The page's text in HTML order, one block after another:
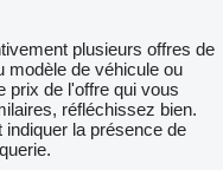
plusieurs offres de
modèle de véhicule ou
prix de l'offre qui vous
réfléchissez bien.
la présence de